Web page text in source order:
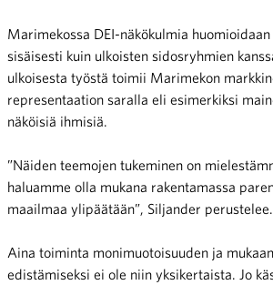
Marimekossa DEI-näkökulmia
sisäisesti kuin ulkoisten sidosryhmien
ulkoisesta työstä toimii Marimekon
representaation saralla eli esimerkiksi
näköisiä ihmisiä.
”Näiden teemojen tukeminen on
haluamme olla mukana rakentamassa
maailmaa ylipäätään”, Siljander perustelee.
Aina toiminta monimuotoisuuden ja
edistämiseksi ei ole niin yksikertaista. Jo